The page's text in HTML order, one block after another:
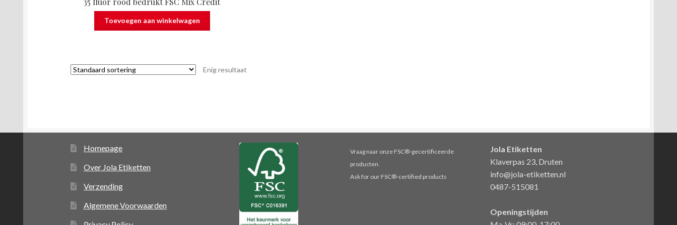
Toevoegen aan winkelwagen
Enig resultaat
Homepage
Over Jola Etiketten
Verzending
Algemene Voorwaarden
Vraag naar onze FSC®-gecertificeerde
producten.
Ask for our FSC®-certified products
Jola Etiketten
Klaverpas 23, Druten
info@jola-etiketten.nl
0487-515081
Openingstijden